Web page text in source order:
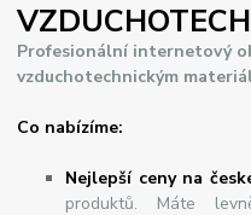
Profesionální internetový
vzduchotechnickým
Co nabízíme:
Nejlepší ceny na
produktů. Máte